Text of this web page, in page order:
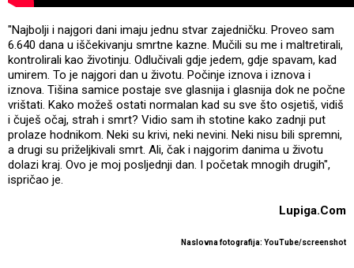
"Najbolji i najgori dani imaju jednu stvar zajedničku. Proveo sam
6.640 dana u iščekivanju smrtne kazne. Mučili su me i maltretirali,
kontrolirali kao životinju. Odlučivali gdje jedem, gdje spavam, kad
umirem. To je najgori dan u životu. Počinje iznova i iznova i
iznova. Tišina samice postaje sve glasnija i glasnija dok ne počne
vrištati. Kako možeš ostati normalan kad su sve što osjetiš, vidiš
i čuješ očaj, strah i smrt? Vidio sam ih stotine kako zadnji put
prolaze hodnikom. Neki su krivi, neki nevini. Neki nisu bili spremni,
a drugi su priželjkivali smrt. Ali, čak i najgorim danima u životu
dolazi kraj. Ovo je moj posljednji dan. I početak mnogih drugih",
ispričao je.
Lupiga.Com
Naslovna fotografija: YouTube/screenshot